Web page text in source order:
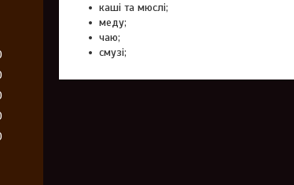
каші та мюслі;
меду;
чаю;
смузі;